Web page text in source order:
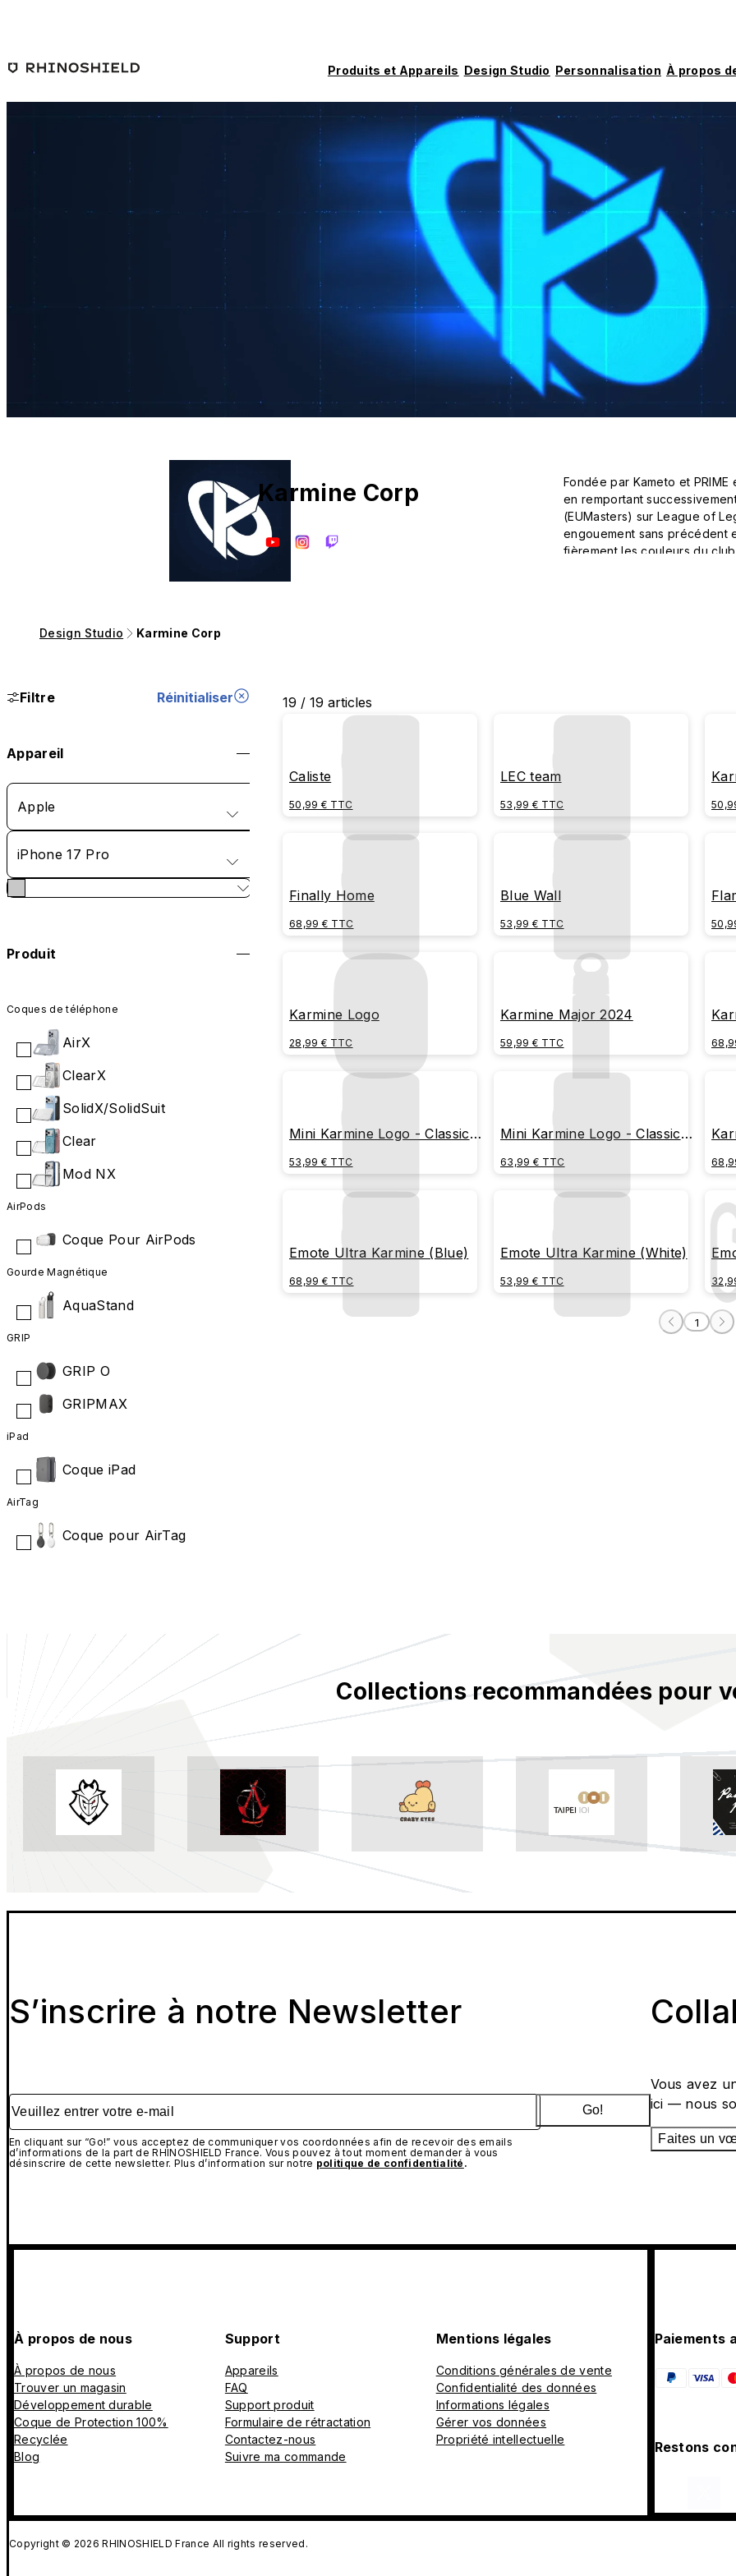
Produits et Appareils Design Studio Personnalisation À propos
Karmine Corp
Fondée par Kameto et
en remportant
(EUMasters) sur League of
engouement sans précédent
fièrement les couleurs du
Design Studio Karmine Corp
Filtre Réinitialiser
Appareil
Apple
iPhone 17 Pro
Produit
Coques de téléphone
AirX
ClearX
SolidX/SolidSuit
Clear
Mod NX
AirPods
Coque Pour AirPods
Gourde Magnétique
AquaStand
GRIP
GRIP O
GRIPMAX
iPad
Coque iPad
AirTag
Coque pour AirTag
19 / 19 articles
Caliste
50,99 € TTC
LEC team
53,99 € TTC
Finally Home
68,99 € TTC
Blue Wall
53,99 € TTC
Karmine Logo
28,99 € TTC
Karmine Major 2024
59,99 € TTC
Mini Karmine Logo - Classic
53,99 € TTC
Mini Karmine Logo - Classic
63,99 € TTC
Emote Ultra Karmine (Blue)
68,99 € TTC
Emote Ultra Karmine (White)
53,99 € TTC
1
Collections recommandées pour
S’inscrire à notre Newsletter
Veuillez entrer votre e-mail
En cliquant sur “Go!” vous acceptez de communiquer vos coordonnées afin de recevoir des emails
d’informations de la part de RHINOSHIELD France. Vous pouvez à tout moment demander à vous
désinscrire de cette newsletter. Plus d’information sur notre politique de confidentialité .
Go!
Vous avez
ici — nous
Faites un
À propos de nous
À propos de nous
Trouver un magasin
Développement durable
Coque de Protection 100%
Recyclée
Blog
Support
Appareils
FAQ
Support produit
Formulaire de rétractation
Contactez-nous
Suivre ma commande
Mentions légales
Conditions générales de vente
Confidentialité des données
Informations légales
Gérer vos données
Propriété intellectuelle
Paiements
Restons
Copyright © 2026 RHINOSHIELD France All rights reserved.